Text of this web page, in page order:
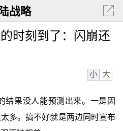
战略
时刻到了：闪崩还
小 大
结果没人能预测出来。一是因
多。搞不好就是两边同时宣布